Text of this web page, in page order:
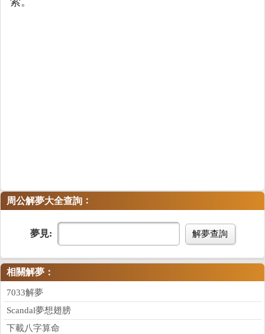
周公解夢大全查詢 ：
夢見: 解夢查詢
相關解夢：
7033解夢
Scandal夢想翅膀
下載八字算命